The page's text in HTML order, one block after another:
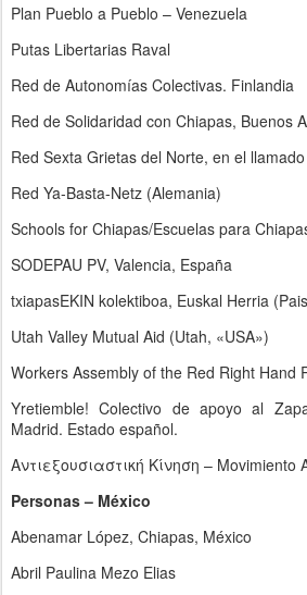
Plan Pueblo a Pueblo – Venezuela
Putas Libertarias Raval
Red de Autonomías Colectivas. Finlandia
Red de Solidaridad con Chiapas, Buenos
Red Sexta Grietas del Norte, en el
Red Ya-Basta-Netz (Alemania)
Schools for Chiapas/Escuelas para
SODEPAU PV, Valencia, España
txiapasEKIN kolektiboa, Euskal Herria
Utah Valley Mutual Aid (Utah, «USA»)
Workers Assembly of the Red Right Hand
Yretiemble! Colectivo de apoyo al
Madrid. Estado español.
Αντιεξουσιαστική Κίνηση – Movimiento
Personas – México
Abenamar López, Chiapas, México
Abril Paulina Mezo Elias